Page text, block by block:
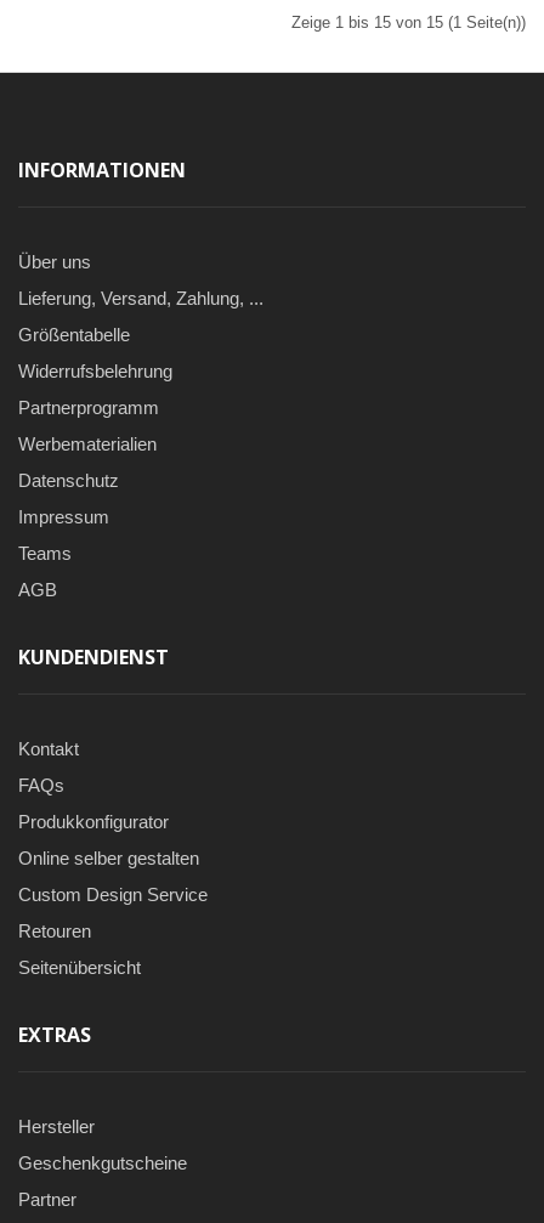
Zeige 1 bis 15 von 15 (1 Seite(n))
INFORMATIONEN
Über uns
Lieferung, Versand, Zahlung, ...
Größentabelle
Widerrufsbelehrung
Partnerprogramm
Werbematerialien
Datenschutz
Impressum
Teams
AGB
KUNDENDIENST
Kontakt
FAQs
Produkkonfigurator
Online selber gestalten
Custom Design Service
Retouren
Seitenübersicht
EXTRAS
Hersteller
Geschenkgutscheine
Partner